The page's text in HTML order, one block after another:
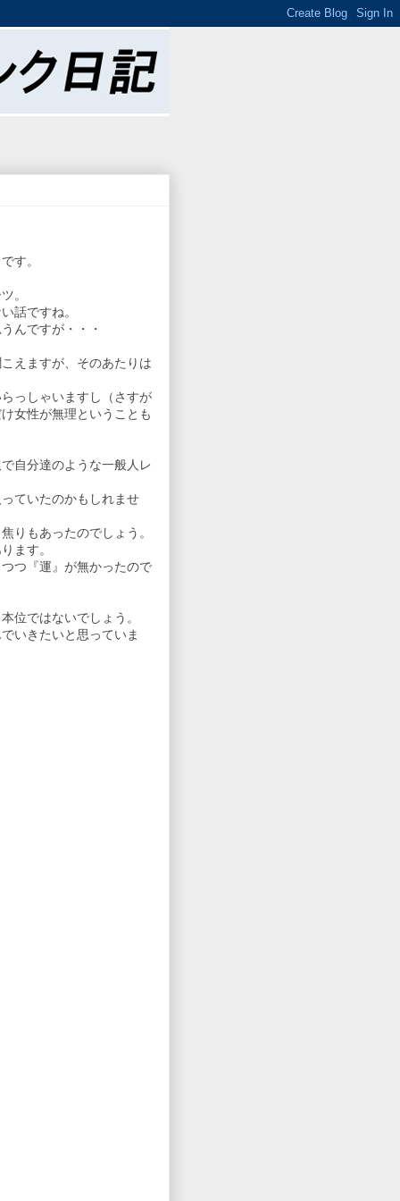
す。
。
話ですね。
んですが・・・
えますが、そのあたりは
っしゃいますし（さすが
女性が無理ということも
自分達のような一般人レ
ていたのかもしれませ
りもあったのでしょう。
ます。
つ『運』が無かったので
位ではないでしょう。
いきたいと思っていま